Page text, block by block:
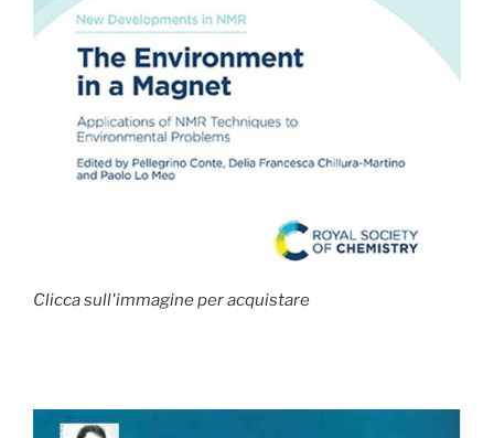
Clicca sull'immagine per acquistare